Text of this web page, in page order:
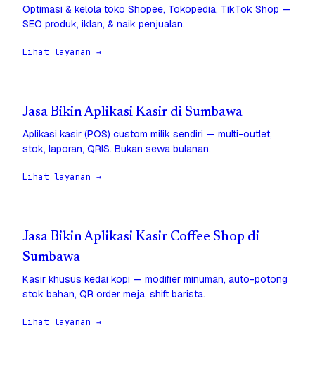
Optimasi & kelola toko Shopee, Tokopedia, TikTok Shop —
SEO produk, iklan, & naik penjualan.
Lihat layanan →
Jasa Bikin Aplikasi Kasir di Sumbawa
Aplikasi kasir (POS) custom milik sendiri — multi-outlet,
stok, laporan, QRIS. Bukan sewa bulanan.
Lihat layanan →
Jasa Bikin Aplikasi Kasir Coffee Shop di
Sumbawa
Kasir khusus kedai kopi — modifier minuman, auto-potong
stok bahan, QR order meja, shift barista.
Lihat layanan →